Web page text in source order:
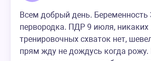
Всем добрый день. Беременность
первородка. ПДР 9 июля, никаких
тренировочных схваток нет,
прям жду не дождусь когда